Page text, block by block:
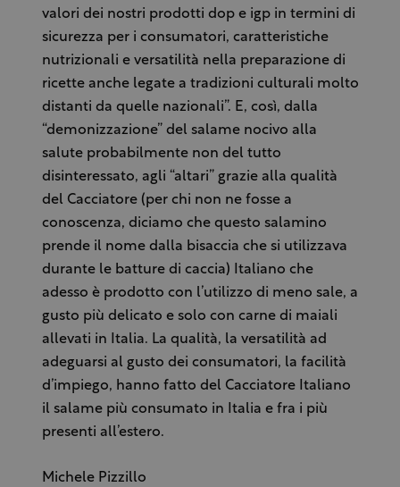
valori dei nostri prodotti dop e igp in termini di
sicurezza per i consumatori, caratteristiche
nutrizionali e versatilità nella preparazione di
ricette anche legate a tradizioni culturali molto
distanti da quelle nazionali”. E, così, dalla
“demonizzazione” del salame nocivo alla
salute probabilmente non del tutto
disinteressato, agli “altari” grazie alla qualità
del Cacciatore (per chi non ne fosse a
conoscenza, diciamo che questo salamino
prende il nome dalla bisaccia che si utilizzava
durante le batture di caccia) Italiano che
adesso è prodotto con l’utilizzo di meno sale, a
gusto più delicato e solo con carne di maiali
allevati in Italia. La qualità, la versatilità ad
adeguarsi al gusto dei consumatori, la facilità
d’impiego, hanno fatto del Cacciatore Italiano
il salame più consumato in Italia e fra i più
presenti all’estero.
Michele Pizzillo